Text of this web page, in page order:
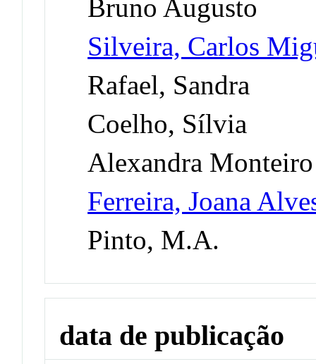
Bruno Augusto
Silveira, Carlos
Rafael, Sandra
Coelho, Sílvia
Alexandra Monteiro
Ferreira, Joana
Pinto, M.A.
data de publicação